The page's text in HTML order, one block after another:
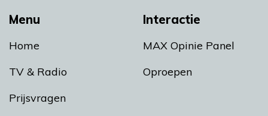
Menu
Home
TV & Radio
Prijsvragen
Interactie
MAX Opinie Panel
Oproepen